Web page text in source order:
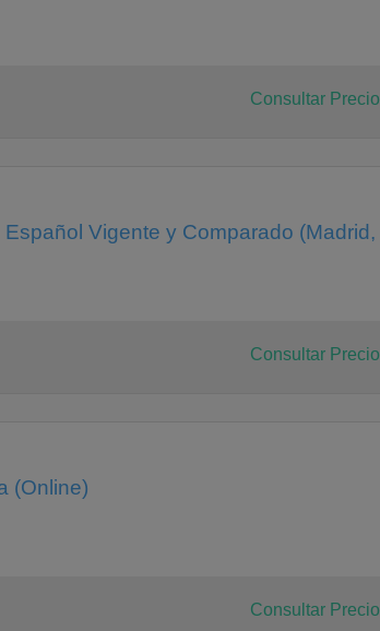
Consultar Precio
Vigente y Comparado (Madrid,
Consultar Precio
(Online)
Consultar Precio